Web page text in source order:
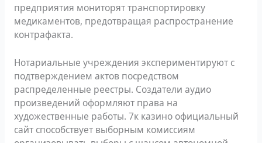
предприятия мониторят транспортировку
медикаментов, предотвращая распространение
контрафакта.
Нотариальные учреждения экспериментируют с
подтверждением актов посредством
распределенные реестры. Создатели аудио
произведений оформляют права на
художественные работы. 7к казино официальный
сайт способствует выборным комиссиям